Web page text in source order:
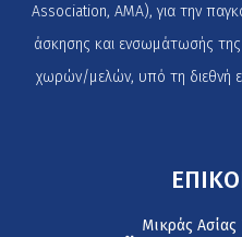
Association, AMA), για την
άσκησης και ενσωμάτωσής
χωρών/μελών, υπό τη διεθνή
Μικράς Ασίας